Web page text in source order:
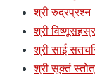
श्री रुद्रप्रश्न
श्री
श्री साई
श्री सूक्तं